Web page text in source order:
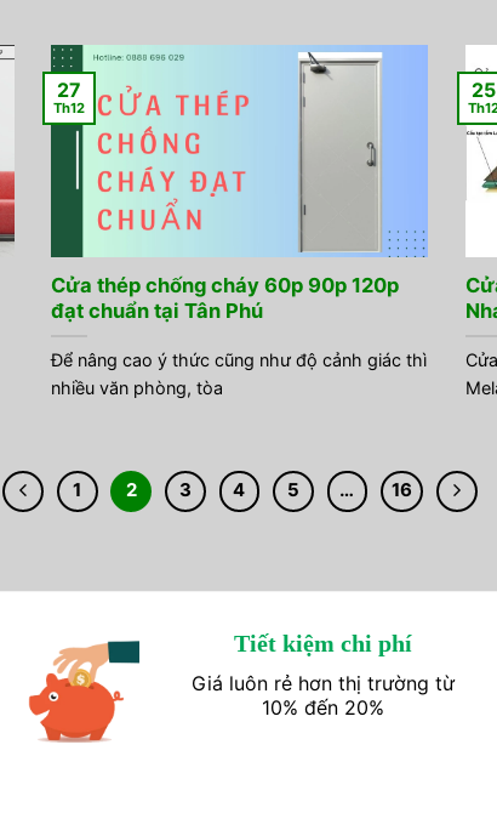
Cửa thép chống cháy 60p 90p 120p
đạt chuẩn tại Tân Phú
Để nâng cao ý thức cũng như độ cảnh giác thì
nhiều văn phòng, tòa
27
Th12
25
1 2 3 4 5 … 16
Tiết kiệm chi phí
Giá luôn rẻ hơn thị trường từ
10% đến 20%